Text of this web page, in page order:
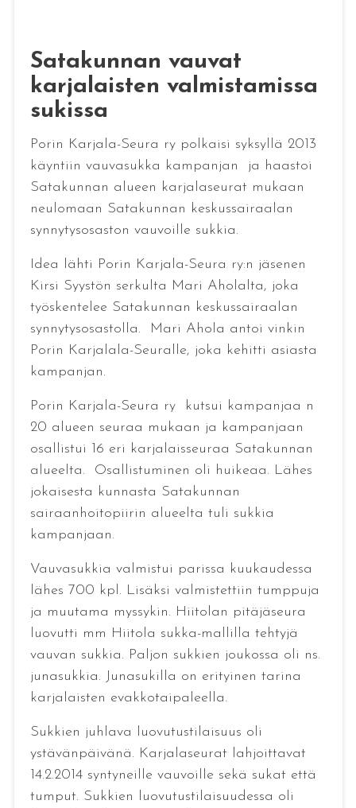
Satakunnan vauvat
karjalaisten valmistamissa
sukissa
Porin Karjala-Seura ry polkaisi syksyllä 2013
käyntiin vauvasukka kampanjan ja haastoi
Satakunnan alueen karjalaseurat mukaan
neulomaan Satakunnan keskussairaalan
synnytysosaston vauvoille sukkia.
Idea lähti Porin Karjala-Seura ry:n jäsenen
Kirsi Syystön serkulta Mari Aholalta, joka
työskentelee Satakunnan keskussairaalan
synnytysosastolla. Mari Ahola antoi vinkin
Porin Karjalala-Seuralle, joka kehitti asiasta
kampanjan.
Porin Karjala-Seura ry kutsui kampanjaa n
20 alueen seuraa mukaan ja kampanjaan
osallistui 16 eri karjalaisseuraa Satakunnan
alueelta. Osallistuminen oli huikeaa. Lähes
jokaisesta kunnasta Satakunnan
sairaanhoitopiirin alueelta tuli sukkia
kampanjaan.
Vauvasukkia valmistui parissa kuukaudessa
lähes 700 kpl. Lisäksi valmistettiin tumppuja
ja muutama myssykin. Hiitolan pitäjäseura
luovutti mm Hiitola sukka-mallilla tehtyjä
vauvan sukkia. Paljon sukkien joukossa oli ns.
junasukkia. Junasukilla on erityinen tarina
karjalaisten evakkotaipaleella.
Sukkien juhlava luovutustilaisuus oli
ystävänpäivänä. Karjalaseurat lahjoittavat
14.2.2014 syntyneille vauvoille sekä sukat että
tumput. Sukkien luovutustilaisuudessa oli